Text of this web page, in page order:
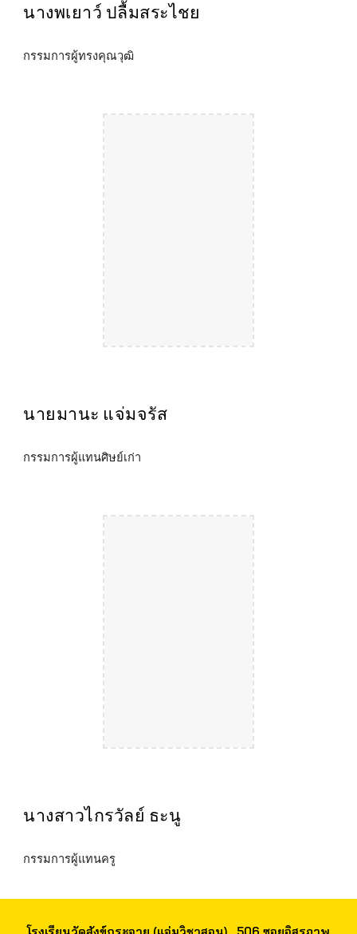
นางพเยาว์ ปลื้มสระไชย
กรรมการผู้ทรงคุณวุฒิ
นายมานะ แจ่มจรัส
กรรมการผู้แทนศิษย์เก่า
นางสาวไกรวัลย์ ธะนู
กรรมการผู้แทนครู